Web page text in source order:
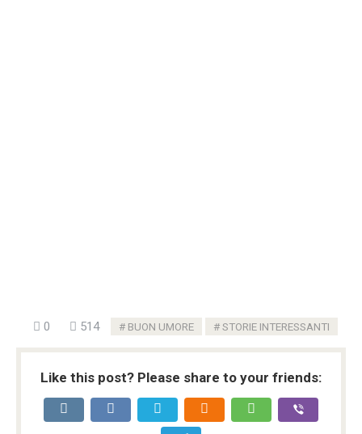
0 514 BUON UMORE STORIE INTERESSANTI
Like this post? Please share to your friends: